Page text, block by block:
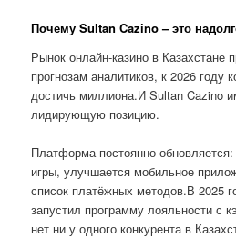
Почему Sultan Cazino – это
Рынок онлайн-казино в Казахстане
прогнозам аналитиков, к 2026 году
достичь миллиона.И Sultan Cazino
лидирующую позицию.
Платформа постоянно
игры, улучшается мобильное
список платёжных методов.В 2025
запустил программу лояльности с
нет ни у одного конкурента в